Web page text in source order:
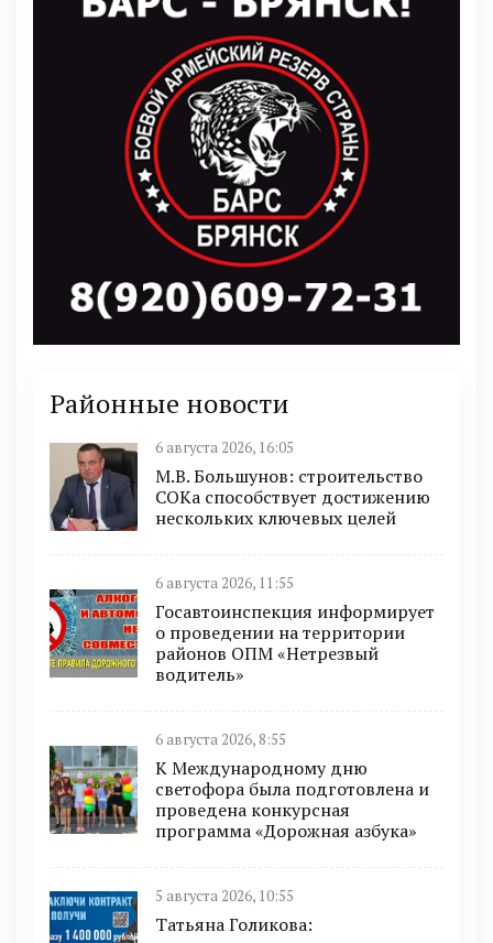
Районные новости
6 августа 2026, 16:05
М.В. Большунов: строительство
СОКа способствует достижению
нескольких ключевых целей
6 августа 2026, 11:55
Госавтоинспекция информирует
о проведении на территории
районов ОПМ «Нетрезвый
водитель»
6 августа 2026, 8:55
К Международному дню
светофора была подготовлена и
проведена конкурсная
программа «Дорожная азбука»
5 августа 2026, 10:55
Татьяна Голикова: